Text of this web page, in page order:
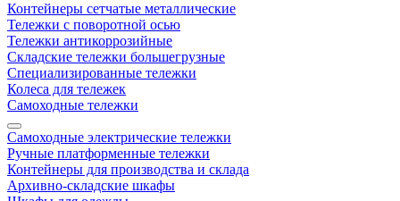
Контейнеры сетчатые металлические
Тележки с поворотной осью
Тележки антикоррозийные
Складские тележки большегрузные
Специализированные тележки
Колеса для тележек
Самоходные тележки
Самоходные электрические тележки
Ручные платформенные тележки
Контейнеры для производства и склада
Архивно-складские шкафы